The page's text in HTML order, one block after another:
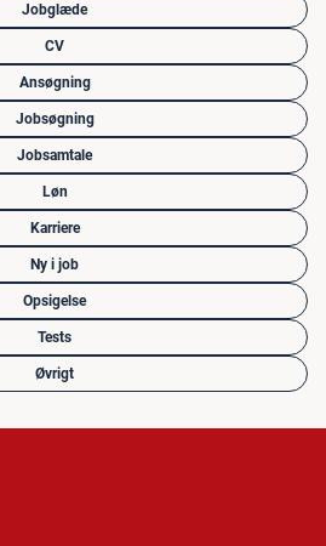
Jobglæde
CV
Ansøgning
Jobsøgning
Jobsamtale
Løn
Karriere
Ny i job
Opsigelse
Tests
Øvrigt